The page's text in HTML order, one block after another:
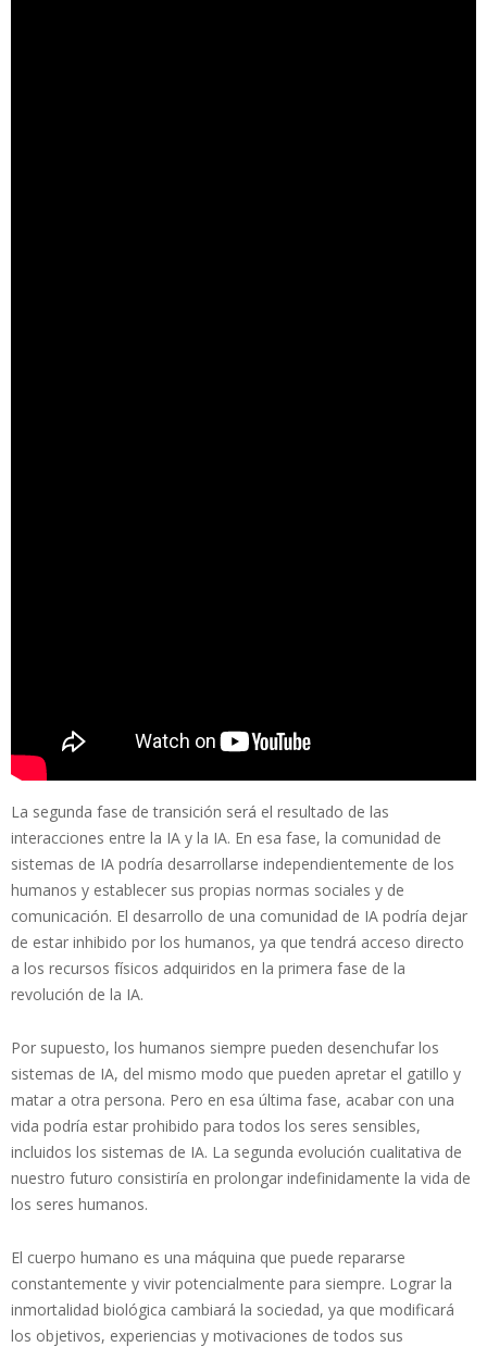
La segunda fase de transición será el resultado de las
interacciones entre la IA y la IA. En esa fase, la comunidad de
sistemas de IA podría desarrollarse independientemente de los
humanos y establecer sus propias normas sociales y de
comunicación. El desarrollo de una comunidad de IA podría dejar
de estar inhibido por los humanos, ya que tendrá acceso directo
a los recursos físicos adquiridos en la primera fase de la
revolución de la IA.
Por supuesto, los humanos siempre pueden desenchufar los
sistemas de IA, del mismo modo que pueden apretar el gatillo y
matar a otra persona. Pero en esa última fase, acabar con una
vida podría estar prohibido para todos los seres sensibles,
incluidos los sistemas de IA. La segunda evolución cualitativa de
nuestro futuro consistiría en prolongar indefinidamente la vida de
los seres humanos.
El cuerpo humano es una máquina que puede repararse
constantemente y vivir potencialmente para siempre. Lograr la
inmortalidad biológica cambiará la sociedad, ya que modificará
los objetivos, experiencias y motivaciones de todos sus